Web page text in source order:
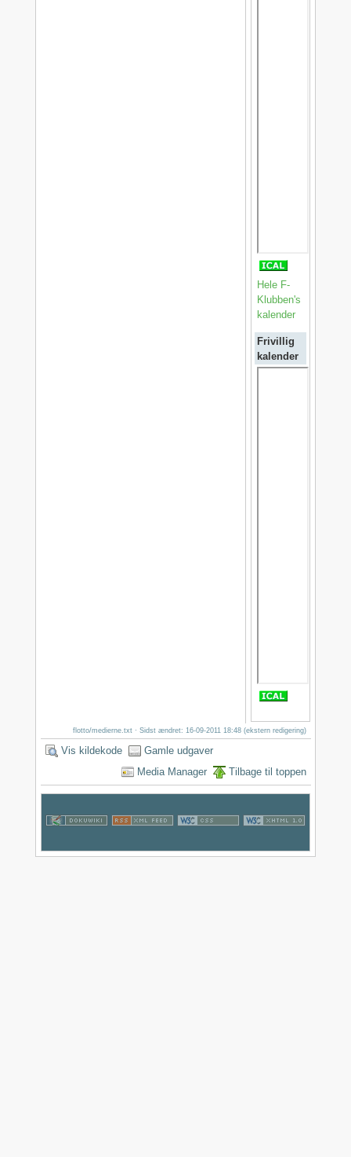
Hele F-
Klubben's
kalender
Frivillig
kalender
flotto/medierne.txt · Sidst ændret: 16-09-2011 18:48 (ekstern redigering)
Vis kildekode
Gamle udgaver
Media Manager
Tilbage til toppen